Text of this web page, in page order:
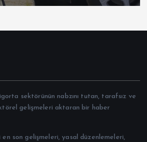
sektörünün nabzını tutan, tarafsız ve
gelişmeleri aktaran bir haber
en son gelişmeleri, yasal düzenlemeleri,